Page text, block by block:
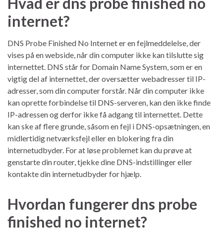
internet?
DNS Probe Finished No Internet er en fejlmeddelelse, der
vises på en webside, når din computer ikke kan tilslutte sig
internettet. DNS står for Domain Name System, som er en
vigtig del af internettet, der oversætter webadresser til IP-
adresser, som din computer forstår. Når din computer ikke
kan oprette forbindelse til DNS-serveren, kan den ikke finde
IP-adressen og derfor ikke få adgang til internettet. Dette
kan ske af flere grunde, såsom en fejl i DNS-opsætningen, en
midlertidig netværksfejl eller en blokering fra din
internetudbyder. For at løse problemet kan du prøve at
genstarte din router, tjekke dine DNS-indstillinger eller
kontakte din internetudbyder for hjælp.
Hvordan fungerer dns probe
finished no internet?